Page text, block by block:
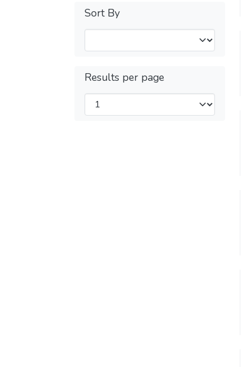
Sort By
Results per page